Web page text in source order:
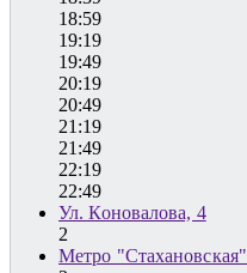
18:59
19:19
19:49
20:19
20:49
21:19
21:49
22:19
22:49
Ул. Коновалова, 4
2
Метро "Стахановская"